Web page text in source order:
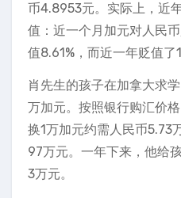
币4.8953元。实际上，近
值：近一个月加元对人民
值8.61%，而近一年贬值了
肖先生的孩子在加拿大求
万加元。按照银行购汇价
换1万加元约需人民币5.73
97万元。一年下来，他给
3万元。